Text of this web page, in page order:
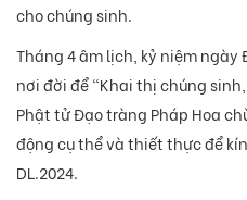
cho chúng sinh.
Tháng 4 âm lịch, kỷ niệm ngày
nơi đời để "Khai thị chúng
Phật tử Đạo tràng Pháp Hoa
động cụ thể và thiết thực để
DL.2024.